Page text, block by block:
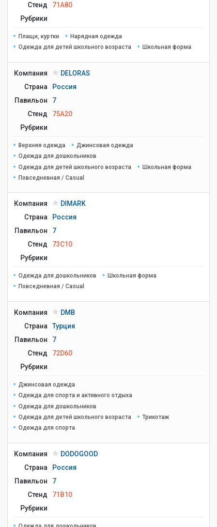
Стенд
71A80
Рубрики
Плащи, куртки
Нарядная одежда
Одежда для детей школьного возраста
Школьная форма
Компания
DELORAS
Страна
Россия
Павильон
7
Стенд
75A20
Рубрики
Верхняя одежда
Джинсовая одежда
Одежда для дошкольников
Одежда для детей школьного возраста
Школьная форма
Повседневная / Casual
Компания
DIMARK
Страна
Россия
Павильон
7
Стенд
73C10
Рубрики
Одежда для дошкольников
Школьная форма
Повседневная / Casual
Компания
DMB
Страна
Турция
Павильон
7
Стенд
72D60
Рубрики
Джинсовая одежда
Одежда для спорта и активного отдыха
Одежда для дошкольников
Одежда для детей школьного возраста
Трикотаж
Одежда для спорта
Компания
DODOGOOD
Страна
Россия
Павильон
7
Стенд
71B10
Рубрики